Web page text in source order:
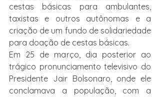
cestas básicas para ambulantes,
taxistas e outros autônomas e a
criação de um fundo de solidariedade
para doação de cestas básicas.
Em 25 de março, dia posterior ao
trágico pronunciamento televisivo do
Presidente Jair Bolsonaro, onde ele
conclamava a população, com a